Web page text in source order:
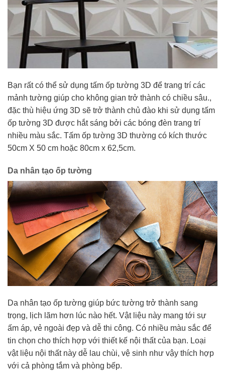
Bạn rất có thể sử dụng tấm ốp tường 3D để trang trí các
mảnh tường giúp cho không gian trở thành có chiều sâu.,
đặc thù hiệu ứng 3D sẽ trở thành chủ đào khi sử dụng tấm
ốp tường 3D được hắt sáng bởi các bóng đèn trang trí
nhiều màu sắc. Tấm ốp tường 3D thường có kích thước
50cm X 50 cm hoặc 80cm x 62,5cm.
Da nhân tạo ốp tường
Da nhân tạo ốp tường giúp bức tường trở thành sang
trọng, lịch lãm hơn lúc nào hết. Vật liệu này mang tới sự
ấm áp, vẻ ngoài đẹp và dễ thi công. Có nhiều màu sắc để
tin chọn cho thích hợp với thiết kế nội thất của bạn. Loại
vật liệu nội thất này dễ lau chùi, vệ sinh như vậy thích hợp
với cả phòng tắm và phòng bếp.